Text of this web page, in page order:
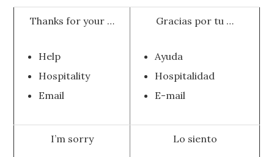
Thanks for your …
Help
Hospitality
Email
Gracias por tu …
Ayuda
Hospitalidad
E-mail
I’m sorry Lo siento